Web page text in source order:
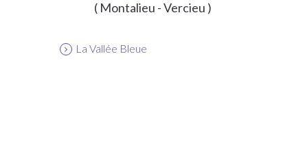
( Montalieu - Vercieu )
La Vallée Bleue